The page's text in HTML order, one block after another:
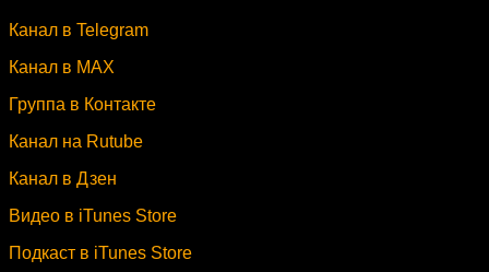
Канал в Telegram
Канал в MAX
Группа в Контакте
Канал на Rutube
Канал в Дзен
Видео в iTunes Store
Подкаст в iTunes Store